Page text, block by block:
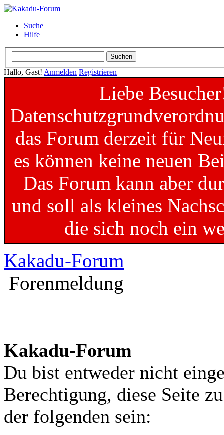
Suche
Hilfe
Hallo, Gast! Anmelden Registrieren
Liebe
das Forum derzeit für
es können keine neuen
Das Forum kann aber
und soll als kleines
die sich noch ein
Kakadu-Forum
Forenmeldung
Kakadu-Forum
Du bist entweder nicht
Berechtigung, diese Seite
der folgenden sein: